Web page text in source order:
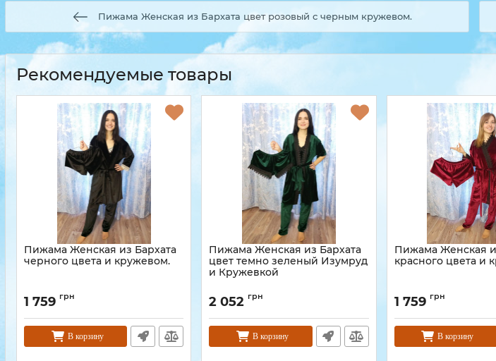
Пижама Женская из Бархата цвет розовый с черным кружевом.
Рекомендуемые товары
Пижама Женская из Бархата
черного цвета и кружевом.
1 759 грн
В корзину
Пижама Женская из Бархата
цвет темно зеленый Изумруд
и Кружевкой
2 052 грн
В корзину
Пижама Женская
красного цвета и
1 759 грн
В корзину